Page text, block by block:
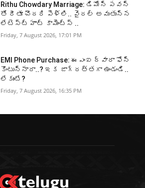
Rithu Chowdary Marriage: డిమోన్ పవన్
తో రీతూ చౌదరి పెళ్లి.. వైరల్ అవుతున్న
లేటెస్ట్ హాట్ కామెంట్స్ ..
Friday, 7 August 2026, 17:01 PM
EMI Phone Purchase: ఈఎంఐ ద్వారా ఫోన్
కొంటున్నారా..? ఇక జాగ్రత్తగా ఉండండి..
లేకుంటే?
Friday, 7 August 2026, 16:35 PM